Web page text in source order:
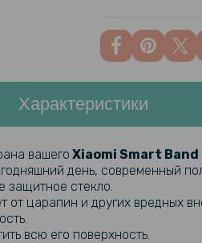
Характеристики
вашего Xiaomi Smart Band
день, современный
защитное стекло.
царапин и других вредных
всю его поверхность.